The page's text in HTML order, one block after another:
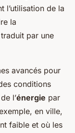
l’utilisation de la
la
par une
avancés pour
conditions
l’énergie par
en ville,
faible et où les